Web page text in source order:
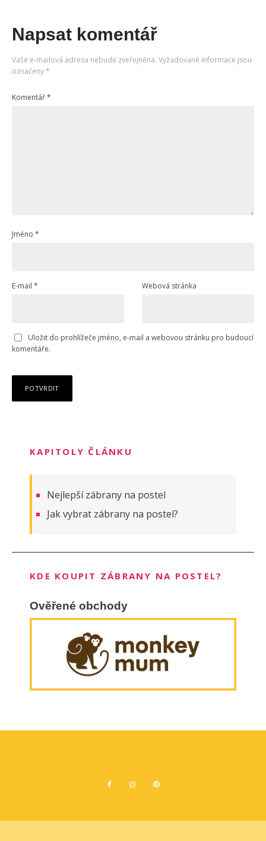
Napsat komentář
Vaše e-mailová adresa nebude zveřejněna. Vyžadované informace jsou
označeny*
Komentář*
Jméno *
E-mail * Webová stránka
Uložit do prohlížeče jméno, e-mail a webovou stránku pro budoucí
komentáře.
KAPITOLY ČLÁNKU
Nejlepší zábrany na postel
Jak vybrat zábrany na postel?
KDE KOUPIT ZÁBRANY NA POSTEL?
Ověřené obchody